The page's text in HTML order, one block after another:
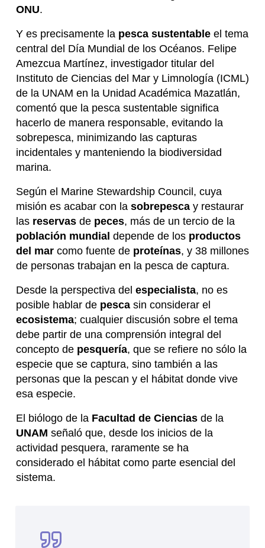
ONU.
Y es precisamente la pesca sustentableel tema
central del Día Mundial de los Océanos. Felipe
Amezcua Martínez, investigador titular del
Instituto de Ciencias del Mar y Limnología (ICML)
de la UNAM en la Unidad Académica Mazatlán,
comentó que la pesca sustentable significa
hacerlo de manera responsable, evitando la
sobrepesca, minimizando las capturas
incidentales y manteniendo la biodiversidad
marina.
Según el Marine Stewardship Council, cuya
misión es acabar con la sobrepescay restaurar
las reservasde peces, más de un tercio de la
población mundial depende de los productos
del marcomo fuente de proteínas, y 38 millones
de personas trabajan en la pesca de captura.
Desde la perspectiva del especialista, no es
posible hablar de pescasin considerar el
ecosistema; cualquier discusión sobre el tema
debe partir de una comprensión integral del
concepto de pesquería, que se refiere no sólo la
especie que se captura, sino también a las
personas que la pescan y el hábitat donde vive
esa especie.
El biólogo de la Facultad de Cienciasde la
UNAM señaló que, desde los inicios de la
actividad pesquera, raramente se ha
considerado el hábitat como parte esencial del
sistema.